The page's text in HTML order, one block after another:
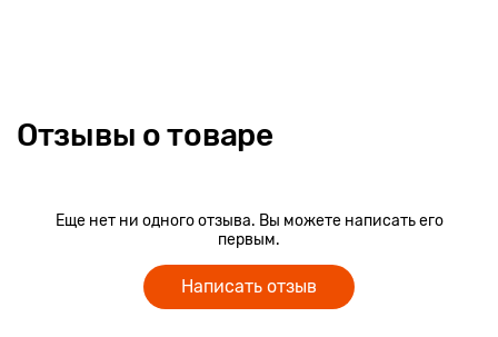
Отзывы о товаре
Еще нет ни одного отзыва. Вы можете написать его
первым.
Написать отзыв